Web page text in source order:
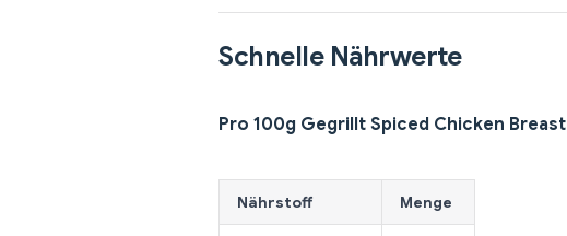
Schnelle Nährwerte
Pro 100g Gegrillt Spiced Chicken Breast
Nährstoff Menge